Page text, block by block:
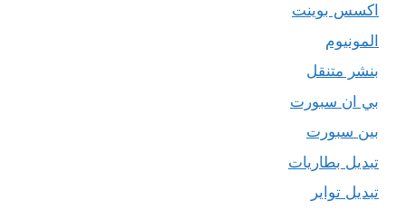
اكسس بوينت
المونيوم
بنشر متنقل
بي ان سبورت
بين سبورت
تبديل بطاريات
تبديل تواير